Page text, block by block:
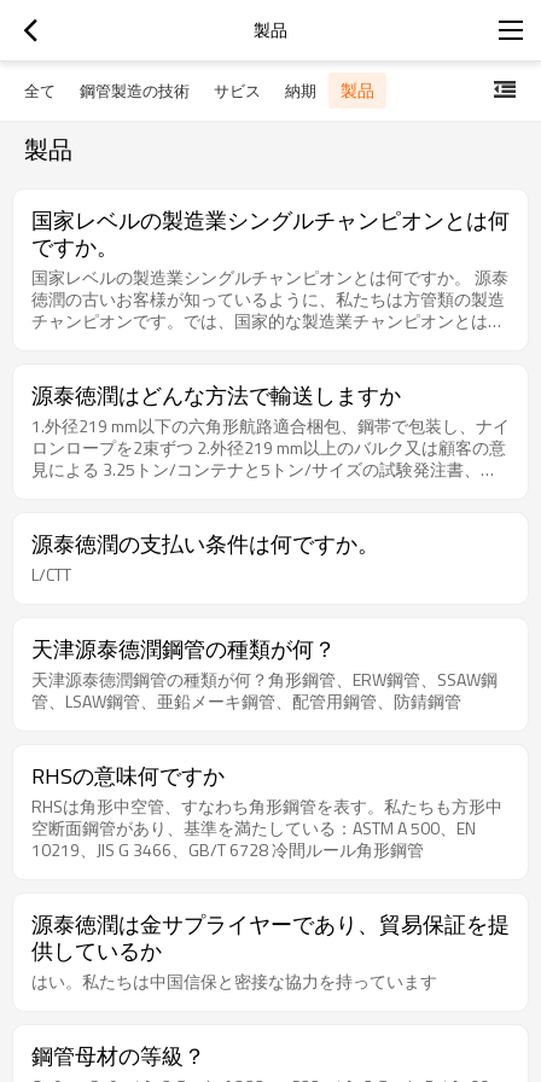
製品
全て 鋼管製造の技術 サビス 納期 製品
製品
国家レベルの製造業シングルチャンピオンとは何
ですか。
国家レベルの製造業シングルチャンピオンとは何ですか。 源泰
徳潤の古いお客様が知っているように、私たちは方管類の製造
チャンピオンです。では、国家的な製造業チャンピオンとは何
ベルの製造業単一チャンピオンは、中国の製造業にとって名誉
なことです。製造業単一チャンピオンとは、製造業の特定のニ
ッチ製品市場に長期間注力してきた企業を指し、国際的にリー
ドする生産技術やプロセスを持ち、単一製品の市場シェアが世
界または中国でトップクラスにあり、世界の製造業のニッチ分
り、製造業の競争力を体現する重要な存在です。 応募条件 産
業チェーンのある一環またはある製品分野の10年以上に集中
し、深く耕作し、企業が申請した製品の市場占有率は世界トッ
野の技術基準の制定を主導または参与する。 第三に、なぜ源泰
徳潤鋼管製造集団が角パイプ製造の一人勝ちなのか？ 天津源泰
徳潤鋼管製造集団有限公司は、構造用鋼管における角型鋼管と
角型鋼管の副分野に長く注力しており、21年の生産・製造経験
合計80件の特許を取得しています。中国国内の他の姉妹ユニッ
トをはるかに凌ぐ 天津遠洋徳雲鋼管製造グループは、中国にお
ける角形鋼管と構造用鋼管の業界標準の開発に複数回参加して
います。角形鋼管製品で鋼管ブランドトップ10にリストアップ
された、中国でも数少ないユニットの一つである。これまで、
レ亜鉛メッキ鋼管生産ライン10本、溶融亜鉛メッキ生産ライン
10本、スパイラル溶接鋼管生産ライン3本、ストレートシーム
鋼管生産ライン1本など構造用鋼管の生産ラインのほとんどを
カバーしている。今年、亜鉛アルミニウムマグネシウム鋼管生
産ラインを新たに3ライン追加し、合計6000以上の大型プロジ
源泰徳潤はどんな方法で輸送しますか
1.外径219 mm以下の六角形航路適合梱包、鋼帯で包装し、ナイ
ロンロープを2束ずつ 2.外径219 mm以上のバルク又は顧客の意
見による 3.25トン/コンテナと5トン/サイズの試験発注書、
源泰徳潤の支払い条件は何ですか。
L/CTT
天津源泰德潤鋼管の種類が何？
天津源泰德潤鋼管の種類が何？角形鋼管、ERW鋼管、SSAW鋼
管、LSAW鋼管、亜鉛メーキ鋼管、配管用鋼管、防錆鋼管
RHSの意味何ですか
RHSは角形中空管、すなわち角形鋼管を表す。私たちも方形中
空断面鋼管があり、基準を満たしている：ASTM A 500、EN
10219、JIS G 3466、GB/T 6728 冷間ルール角形鋼管
源泰徳潤は金サプライヤーであり、貿易保証を提
供しているか
はい。私たちは中国信保と密接な協力を持っています
鋼管母材の等級？